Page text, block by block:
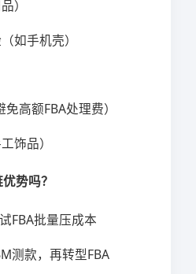
）
如手机壳）
高额FBA处理费）
饰品）
势吗？​
FBA批量压成本
测款，再转型FBA